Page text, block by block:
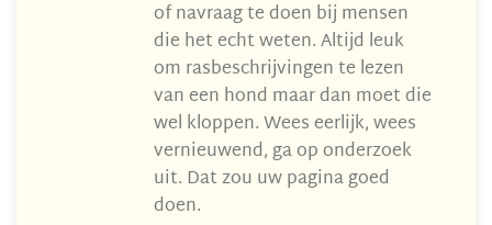
of navraag te doen bij mensen
die het echt weten. Altijd leuk
om rasbeschrijvingen te lezen
van een hond maar dan moet die
wel kloppen. Wees eerlijk, wees
vernieuwend, ga op onderzoek
uit. Dat zou uw pagina goed
doen.